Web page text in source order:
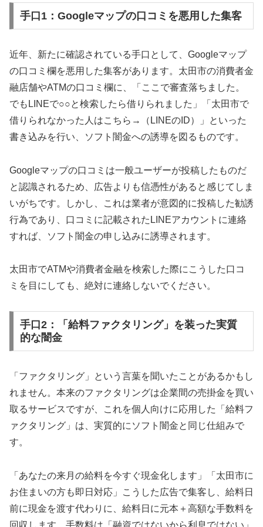
手口1：Googleマップの口コミを悪用した集客
近年、新たに確認されている手口として、Googleマップ
の口コミ欄を悪用した集客があります。太田市の消費者金
融店舗やATMの口コミ欄に、「ここで審査落ちました。
でもLINEで○○と検索したら借りられました」「太田市で
借りられなかった人はこちら→（LINEのID）」といった
書き込みを行い、ソフト闇金への誘導を図るものです。
Googleマップの口コミは一般ユーザーが投稿したものだ
と認識されるため、広告よりも信憑性があると感じてしま
いがちです。しかし、これは業者が意図的に投稿した勧誘
行為であり、口コミに記載されたLINEアカウントに連絡
すれば、ソフト闇金の申し込みに誘導されます。
太田市でATMや消費者金融を検索した際にこうした口コ
ミを目にしても、絶対に連絡しないでください。
手口2：「給料ファクタリング」を装った実質
的な闇金
「ファクタリング」という言葉を聞いたことがあるかもし
れません。本来のファクタリングは企業間の売掛金を買い
取るサービスですが、これを個人向けに応用した「給料フ
ァクタリング」は、実質的にソフト闇金と同じ仕組みで
す。
「あなたの来月の給料を今すぐ現金化します」「太田市に
お住まいの方も即日対応」こうした広告で集客し、給料日
前に現金を渡す代わりに、給料日に元本＋高額な手数料を
回収します。手数料は「融資ではないから利息ではない」